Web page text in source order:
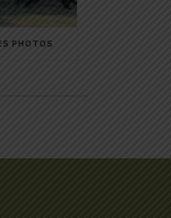
PHOTOS